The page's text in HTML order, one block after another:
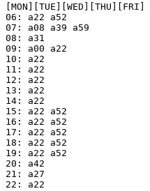
[MON][TUE][WED][THU][FRI]
06: a22 a52
07: a08 a39 a59
08: a31
09: a00 a22
10: a22
11: a22
12: a22
13: a22
14: a22
15: a22 a52
16: a22 a52
17: a22 a52
18: a22 a52
19: a22 a52
20: a42
21: a27
22: a22